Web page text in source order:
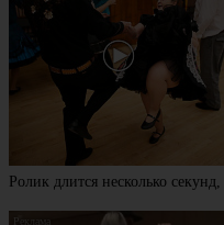
Ролик длится несколько